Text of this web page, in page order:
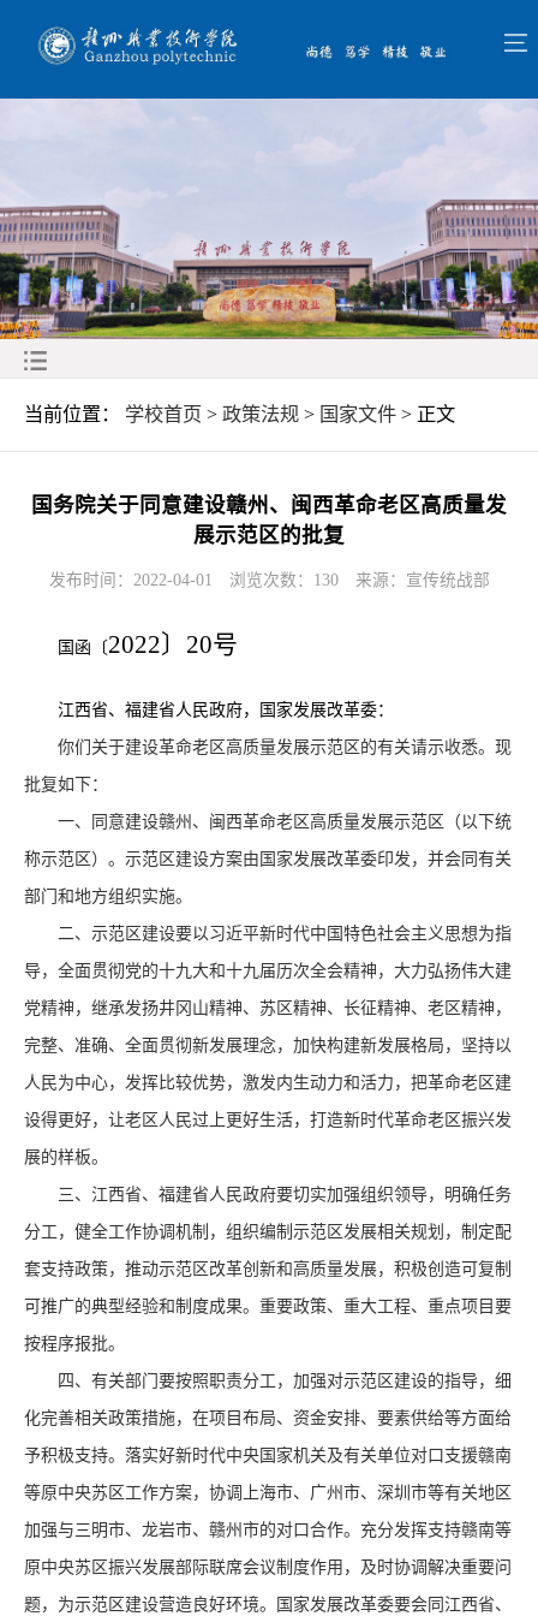
当前位置： 学校首页 > 政策法规 > 国家文件 > 正文
国务院关于同意建设赣州、闽西革命老区高质量发
展示范区的批复
发布时间：2022-04-01 浏览次数： 130 来源：宣传统战部
国函〔 2022〕20号
江西省、福建省人民政府，国家发展改革委：
你们关于建设革命老区高质量发展示范区的有关请示收悉。现
批复如下：
一、同意建设赣州、闽西革命老区高质量发展示范区（以下统
称示范区）。示范区建设方案由国家发展改革委印发，并会同有关
部门和地方组织实施。
二、示范区建设要以习近平新时代中国特色社会主义思想为指
导，全面贯彻党的十九大和十九届历次全会精神，大力弘扬伟大建
党精神，继承发扬井冈山精神、苏区精神、长征精神、老区精神，
完整、准确、全面贯彻新发展理念，加快构建新发展格局，坚持以
人民为中心，发挥比较优势，激发内生动力和活力，把革命老区建
设得更好，让老区人民过上更好生活，打造新时代革命老区振兴发
展的样板。
三、江西省、福建省人民政府要切实加强组织领导，明确任务
分工，健全工作协调机制，组织编制示范区发展相关规划，制定配
套支持政策，推动示范区改革创新和高质量发展，积极创造可复制
可推广的典型经验和制度成果。重要政策、重大工程、重点项目要
按程序报批。
四、有关部门要按照职责分工，加强对示范区建设的指导，细
化完善相关政策措施，在项目布局、资金安排、要素供给等方面给
予积极支持。落实好新时代中央国家机关及有关单位对口支援赣南
等原中央苏区工作方案，协调上海市、广州市、深圳市等有关地区
加强与三明市、龙岩市、赣州市的对口合作。充分发挥支持赣南等
原中央苏区振兴发展部际联席会议制度作用，及时协调解决重要问
题，为示范区建设营造良好环境。国家发展改革委要会同江西省、